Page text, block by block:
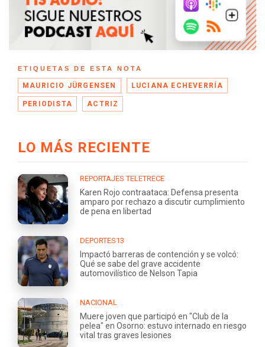
ETIQUETAS DE ESTA NOTA
MAURICIO JÜRGENSEN LUCIANA ECHEVERRÍA
PERIODISTA ACTRIZ
LO MÁS RECIENTE
REPORTAJES TELETRECE
Karen Rojo contraataca: Defensa presenta
amparo por rechazo a discutir cumplimiento
de pena en libertad
DEPORTES13
Impactó barreras de contención y se volcó:
Qué se sabe del grave accidente
automovilístico de Nelson Tapia
NACIONAL
Muere joven que participó en "Club de la
pelea" en Osorno: estuvo internado en riesgo
vital tras graves lesiones